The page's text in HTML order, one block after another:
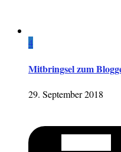
4
Mitbringsel zum
29. September 2018